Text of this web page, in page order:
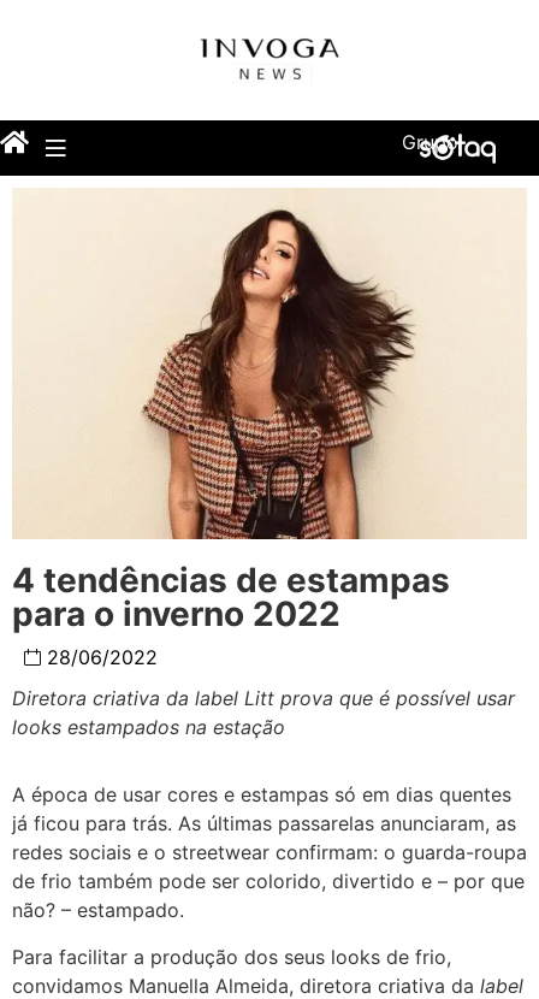
Grupo
4 tendências de estampas
para o inverno 2022
28/06/2022
Diretora criativa da label Litt prova que é possível usar
looks estampados na estação
A época de usar cores e estampas só em dias quentes
já ficou para trás. As últimas passarelas anunciaram, as
redes sociais e o streetwear confirmam: o guarda-roupa
de frio também pode ser colorido, divertido e – por que
não? – estampado.
Para facilitar a produção dos seus looks de frio,
convidamos Manuella Almeida, diretora criativa da label